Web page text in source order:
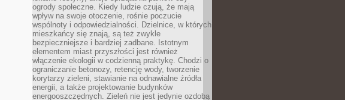
ogrody społeczne. Kiedy ludzie czują, że mają
wpływ na swoje otoczenie, rośnie poczucie
wspólnoty i odpowiedzialności. Dzielnice, w których
mieszkańcy się znają, są też zwykle
bezpieczniejsze i bardziej zadbane. Istotnym
elementem miast przyszłości jest również
włączenie ekologii w codzienną praktykę. Chodzi o
ograniczanie betonozy, retencję wody, tworzenie
korytarzy zieleni, stawianie na odnawialne źródła
energii, a także projektowanie budynków
energooszczędnych. Zieleń nie jest jedynie ozdobą